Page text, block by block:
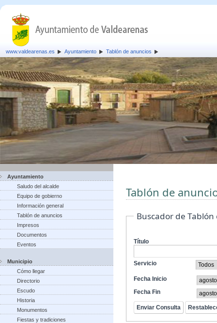
www.valdearenas.es Ayuntamiento Tablón de anuncios
Ayuntamiento
Saludo del alcalde
Equipo de gobierno
Información general
Tablón de anuncios
Impresos
Documentos
Eventos
Municipio
Cómo llegar
Directorio
Escudo
Historia
Monumentos
Fiestas y tradiciones
Tablón de
Buscador de
Título
Servicio
Fecha Inicio
Fecha Fin